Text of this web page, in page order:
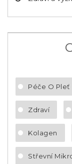
Péče O Pleť
Zdraví
Kolagen
Střevní